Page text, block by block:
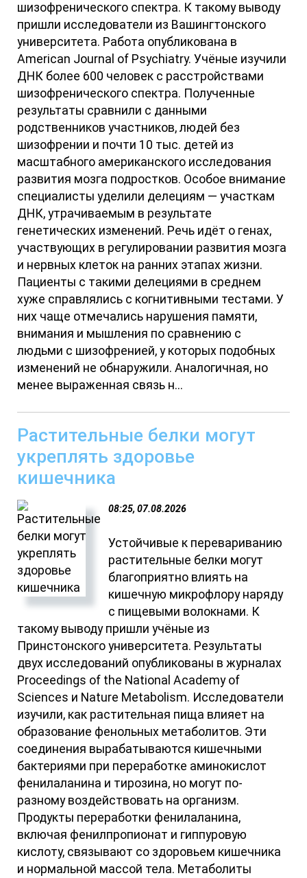
шизофренического спектра. К такому выводу
пришли исследователи из Вашингтонского
университета. Работа опубликована в
American Journal of Psychiatry. Учёные изучили
ДНК более 600 человек с расстройствами
шизофренического спектра. Полученные
результаты сравнили с данными
родственников участников, людей без
шизофрении и почти 10 тыс. детей из
масштабного американского исследования
развития мозга подростков. Особое внимание
специалисты уделили делециям — участкам
ДНК, утрачиваемым в результате
генетических изменений. Речь идёт о генах,
участвующих в регулировании развития мозга
и нервных клеток на ранних этапах жизни.
Пациенты с такими делециями в среднем
хуже справлялись с когнитивными тестами. У
них чаще отмечались нарушения памяти,
внимания и мышления по сравнению с
людьми с шизофренией, у которых подобных
изменений не обнаружили. Аналогичная, но
менее выраженная связь н...
Растительные белки могут
укреплять здоровье
кишечника
08:25, 07.08.2026
Устойчивые к перевариванию
растительные белки могут
благоприятно влиять на
кишечную микрофлору наряду
с пищевыми волокнами. К
такому выводу пришли учёные из
Принстонского университета. Результаты
двух исследований опубликованы в журналах
Proceedings of the National Academy of
Sciences и Nature Metabolism. Исследователи
изучили, как растительная пища влияет на
образование фенольных метаболитов. Эти
соединения вырабатываются кишечными
бактериями при переработке аминокислот
фенилаланина и тирозина, но могут по-
разному воздействовать на организм.
Продукты переработки фенилаланина,
включая фенилпропионат и гиппуровую
кислоту, связывают со здоровьем кишечника
и нормальной массой тела. Метаболиты